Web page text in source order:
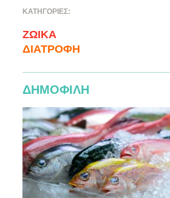
ΚΑΤΗΓΟΡΙΕΣ:
ΖΩΙΚA
ΔΙΑΤΡΟΦΗ
ΔΗΜΟΦΙΛΗ